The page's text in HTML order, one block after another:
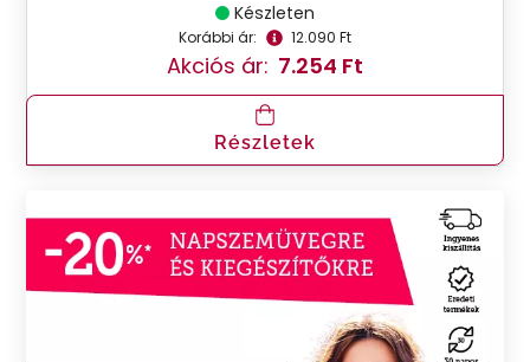
Készleten
Korábbi ár: 12.090 Ft
Akciós ár: 7.254 Ft
Részletek